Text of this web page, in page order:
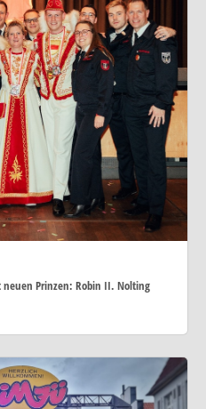
Prinzen: Robin II. Nolting